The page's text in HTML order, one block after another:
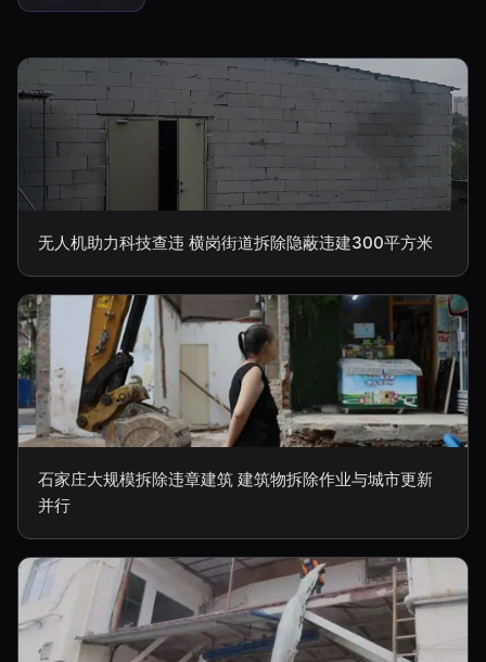
无人机助力科技查违 横岗街道拆除隐蔽违建300平方米
石家庄大规模拆除违章建筑 建筑物拆除作业与城市更新
并行